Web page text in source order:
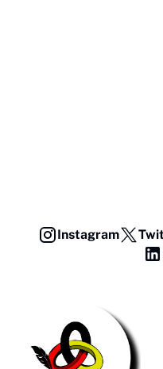
Instagram